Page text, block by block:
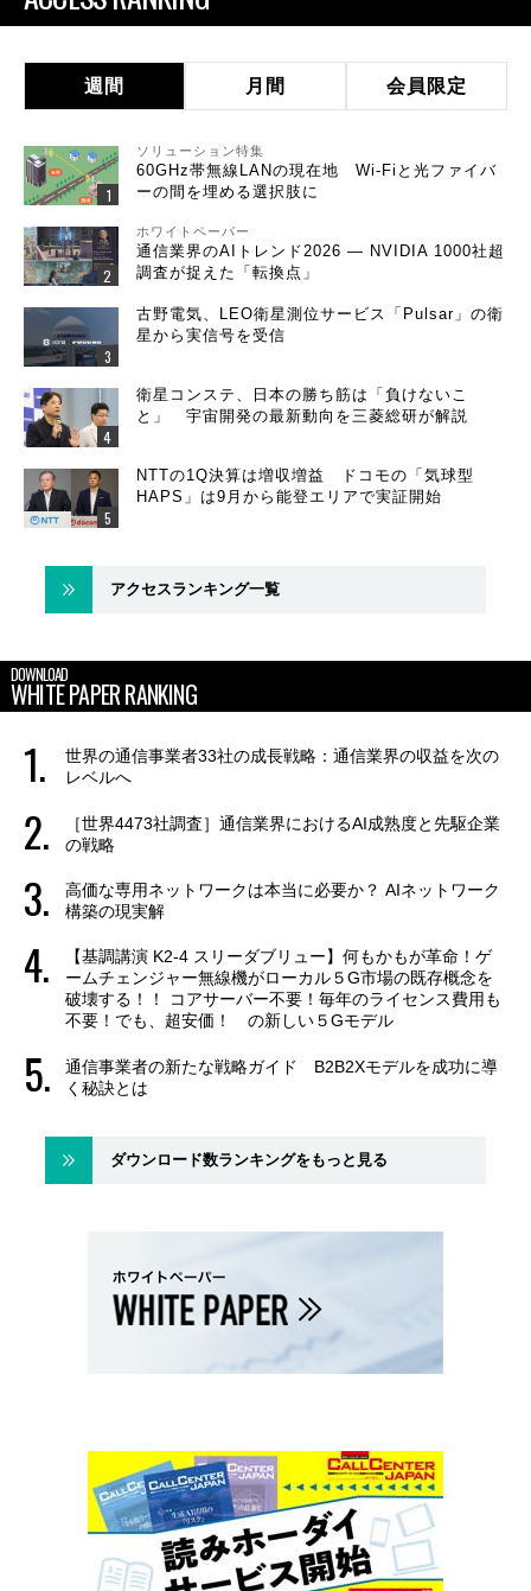
週間 月間 会員限定
ソリューション特集
60GHz帯無線LANの現在地 Wi-Fiと光ファイバ
ーの間を埋める選択肢に
ホワイトペーパー
通信業界のAIトレンド2026 ― NVIDIA 1000社超
調査が捉えた「転換点」
古野電気、LEO衛星測位サービス「Pulsar」の衛
星から実信号を受信
衛星コンステ、日本の勝ち筋は「負けないこ
と」 宇宙開発の最新動向を三菱総研が解説
NTTの1Q決算は増収増益 ドコモの「気球型
HAPS」は9月から能登エリアで実証開始
アクセスランキング一覧
DOWNLOAD
WHITE PAPER RANKING
世界の通信事業者33社の成長戦略：通信業界の収益を次の
レベルへ
［世界4473社調査］通信業界におけるAI成熟度と先駆企業
の戦略
高価な専用ネットワークは本当に必要か？ AIネットワーク
構築の現実解
【基調講演 K2-4 スリーダブリュー】何もかもが革命！ゲ
ームチェンジャー無線機がローカル５G市場の既存概念を
破壊する！！ コアサーバー不要！毎年のライセンス費用も
不要！でも、超安価！ の新しい５Gモデル
通信事業者の新たな戦略ガイド B2B2Xモデルを成功に導
く秘訣とは
ダウンロード数ランキングをもっと見る